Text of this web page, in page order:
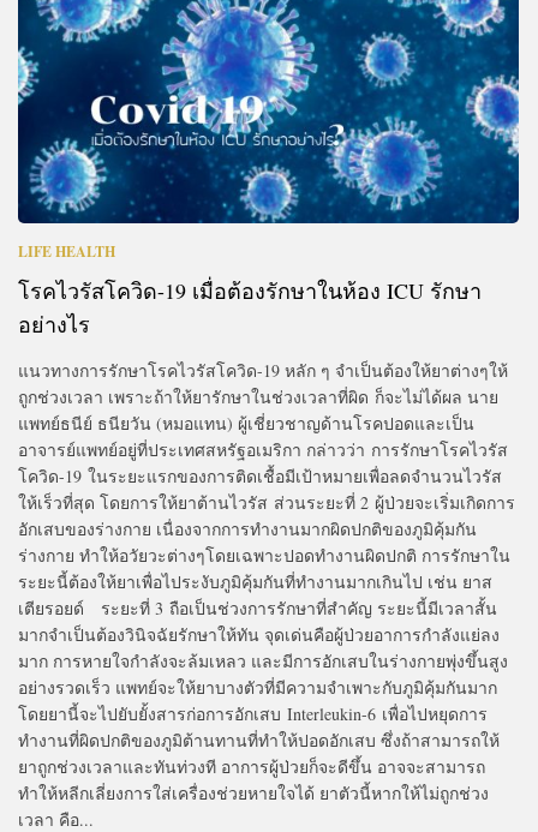
LIFE HEALTH
โรคไวรัสโควิด-19 เมื่อต้องรักษาในห้อง ICU รักษา
อย่างไร
แนวทางการรักษาโรคไวรัสโควิด-19 หลัก ๆ จำเป็นต้องให้ยาต่างๆให้
ถูกช่วงเวลา เพราะถ้าให้ยารักษาในช่วงเวลาที่ผิด ก็จะไม่ได้ผล นาย
แพทย์ธนีย์ ธนียวัน (หมอแทน) ผู้เชี่ยวชาญด้านโรคปอดและเป็น
อาจารย์แพทย์อยู่ที่ประเทศสหรัฐอเมริกา กล่าวว่า การรักษาโรคไวรัส
โควิด-19 ในระยะแรกของการติดเชื้อมีเป้าหมายเพื่อลดจำนวนไวรัส
ให้เร็วที่สุด โดยการให้ยาต้านไวรัส ส่วนระยะที่ 2 ผู้ป่วยจะเริ่มเกิดการ
อักเสบของร่างกาย เนื่องจากการทำงานมากผิดปกติของภูมิคุ้มกัน
ร่างกาย ทำให้อวัยวะต่างๆโดยเฉพาะปอดทำงานผิดปกติ การรักษาใน
ระยะนี้ต้องให้ยาเพื่อไประงับภูมิคุ้มกันที่ทำงานมากเกินไป เช่น ยาส
เตียรอยด์ ระยะที่ 3 ถือเป็นช่วงการรักษาที่สำคัญ ระยะนี้มีเวลาสั้น
มากจำเป็นต้องวินิจฉัยรักษาให้ทัน จุดเด่นคือผู้ป่วยอาการกำลังแย่ลง
มาก การหายใจกำลังจะล้มเหลว และมีการอักเสบในร่างกายพุ่งขึ้นสูง
อย่างรวดเร็ว แพทย์จะให้ยาบางตัวที่มีความจำเพาะกับภูมิคุ้มกันมาก
โดยยานี้จะไปยับยั้งสารก่อการอักเสบ Interleukin-6 เพื่อไปหยุดการ
ทำงานที่ผิดปกติของภูมิต้านทานที่ทำให้ปอดอักเสบ ซึ่งถ้าสามารถให้
ยาถูกช่วงเวลาและทันท่วงที อาการผู้ป่วยก็จะดีขึ้น อาจจะสามารถ
ทำให้หลีกเลี่ยงการใส่เครื่องช่วยหายใจได้ ยาตัวนี้หากให้ไม่ถูกช่วง
เวลา คือ...